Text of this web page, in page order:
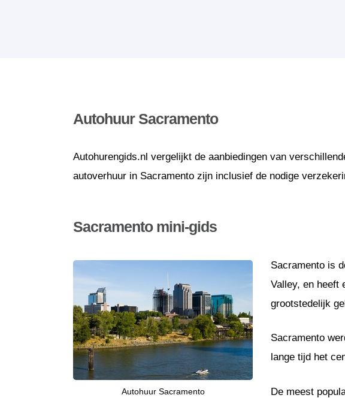
Autohuur Sacramento
Autohurengids.nl vergelijkt de aanbiedingen van
autoverhuur in Sacramento zijn inclusief de nodige
Sacramento mini-gids
Autohuur Sacramento
Sacramento is
Valley, en heeft
grootstedelijk
Sacramento
lange tijd het
De meest